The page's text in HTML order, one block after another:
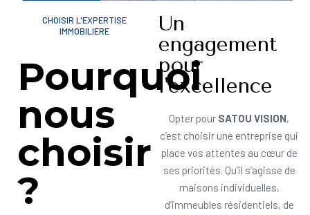
CHOISIR L'EXPERTISE
IMMOBILIERE
Pourquoi
nous
choisir
?
Un
engagement
pour
l'excellence
Opter pour SATOU VISION,
c’est choisir une entreprise qui
place vos attentes au cœur de
ses priorités. Qu’il s’agisse de
maisons individuelles,
d’immeubles résidentiels, de